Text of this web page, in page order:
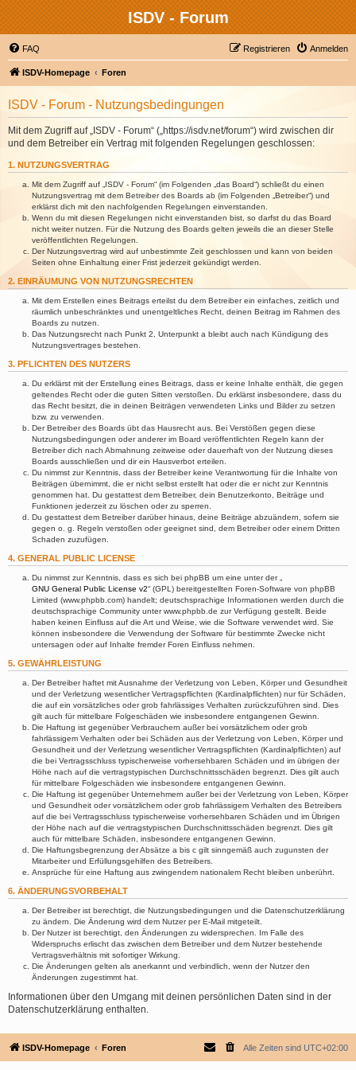
ISDV - Forum
FAQ Anmelden
Registrieren
ISDV-Homepage Foren
ISDV - Forum - Nutzungsbedingungen
Mit dem Zugriff auf „ISDV - Forum“ („https://isdv.net/forum“) wird zwischen dir
und dem Betreiber ein Vertrag mit folgenden Regelungen geschlossen:
1. NUTZUNGSVERTRAG
Mit dem Zugriff auf „ISDV - Forum“ (im Folgenden „das Board“) schließt du einen
Nutzungsvertrag mit dem Betreiber des Boards ab (im Folgenden „Betreiber“) und
erklärst dich mit den nachfolgenden Regelungen einverstanden.
Wenn du mit diesen Regelungen nicht einverstanden bist, so darfst du das Board
nicht weiter nutzen. Für die Nutzung des Boards gelten jeweils die an dieser Stelle
veröffentlichten Regelungen.
Der Nutzungsvertrag wird auf unbestimmte Zeit geschlossen und kann von beiden
Seiten ohne Einhaltung einer Frist jederzeit gekündigt werden.
2. EINRÄUMUNG VON NUTZUNGSRECHTEN
Mit dem Erstellen eines Beitrags erteilst du dem Betreiber ein einfaches, zeitlich und
räumlich unbeschränktes und unentgeltliches Recht, deinen Beitrag im Rahmen des
Boards zu nutzen.
Das Nutzungsrecht nach Punkt 2, Unterpunkt a bleibt auch nach Kündigung des
Nutzungsvertrages bestehen.
3. PFLICHTEN DES NUTZERS
Du erklärst mit der Erstellung eines Beitrags, dass er keine Inhalte enthält, die gegen
geltendes Recht oder die guten Sitten verstoßen. Du erklärst insbesondere, dass du
das Recht besitzt, die in deinen Beiträgen verwendeten Links und Bilder zu setzen
bzw. zu verwenden.
Der Betreiber des Boards übt das Hausrecht aus. Bei Verstößen gegen diese
Nutzungsbedingungen oder anderer im Board veröffentlichten Regeln kann der
Betreiber dich nach Abmahnung zeitweise oder dauerhaft von der Nutzung dieses
Boards ausschließen und dir ein Hausverbot erteilen.
Du nimmst zur Kenntnis, dass der Betreiber keine Verantwortung für die Inhalte von
Beiträgen übernimmt, die er nicht selbst erstellt hat oder die er nicht zur Kenntnis
genommen hat. Du gestattest dem Betreiber, dein Benutzerkonto, Beiträge und
Funktionen jederzeit zu löschen oder zu sperren.
Du gestattest dem Betreiber darüber hinaus, deine Beiträge abzuändern, sofern sie
gegen o. g. Regeln verstoßen oder geeignet sind, dem Betreiber oder einem Dritten
Schaden zuzufügen.
4. GENERAL PUBLIC LICENSE
Du nimmst zur Kenntnis, dass es sich bei phpBB um eine unter der „
GNU General Public License v2“ (GPL) bereitgestellten Foren-Software von phpBB
Limited (www.phpbb.com) handelt; deutschsprachige Informationen werden durch die
deutschsprachige Community unter www.phpbb.de zur Verfügung gestellt. Beide
haben keinen Einfluss auf die Art und Weise, wie die Software verwendet wird. Sie
können insbesondere die Verwendung der Software für bestimmte Zwecke nicht
untersagen oder auf Inhalte fremder Foren Einfluss nehmen.
5. GEWÄHRLEISTUNG
Der Betreiber haftet mit Ausnahme der Verletzung von Leben, Körper und Gesundheit
und der Verletzung wesentlicher Vertragspflichten (Kardinalpflichten) nur für Schäden,
die auf ein vorsätzliches oder grob fahrlässiges Verhalten zurückzuführen sind. Dies
gilt auch für mittelbare Folgeschäden wie insbesondere entgangenen Gewinn.
Die Haftung ist gegenüber Verbrauchern außer bei vorsätzlichem oder grob
fahrlässigem Verhalten oder bei Schäden aus der Verletzung von Leben, Körper und
Gesundheit und der Verletzung wesentlicher Vertragspflichten (Kardinalpflichten) auf
die bei Vertragsschluss typischerweise vorhersehbaren Schäden und im übrigen der
Höhe nach auf die vertragstypischen Durchschnittsschäden begrenzt. Dies gilt auch
für mittelbare Folgeschäden wie insbesondere entgangenen Gewinn.
Die Haftung ist gegenüber Unternehmern außer bei der Verletzung von Leben, Körper
und Gesundheit oder vorsätzlichem oder grob fahrlässigem Verhalten des Betreibers
auf die bei Vertragsschluss typischerweise vorhersehbaren Schäden und im Übrigen
der Höhe nach auf die vertragstypischen Durchschnittsschäden begrenzt. Dies gilt
auch für mittelbare Schäden, insbesondere entgangenen Gewinn.
Die Haftungsbegrenzung der Absätze a bis c gilt sinngemäß auch zugunsten der
Mitarbeiter und Erfüllungsgehilfen des Betreibers.
Ansprüche für eine Haftung aus zwingendem nationalem Recht bleiben unberührt.
6. ÄNDERUNGSVORBEHALT
Der Betreiber ist berechtigt, die Nutzungsbedingungen und die Datenschutzerklärung
zu ändern. Die Änderung wird dem Nutzer per E-Mail mitgeteilt.
Der Nutzer ist berechtigt, den Änderungen zu widersprechen. Im Falle des
Widerspruchs erlischt das zwischen dem Betreiber und dem Nutzer bestehende
Vertragsverhältnis mit sofortiger Wirkung.
Die Änderungen gelten als anerkannt und verbindlich, wenn der Nutzer den
Änderungen zugestimmt hat.
Informationen über den Umgang mit deinen persönlichen Daten sind in der
Datenschutzerklärung enthalten.
ISDV-Homepage Foren Alle Zeiten sind UTC+02:00